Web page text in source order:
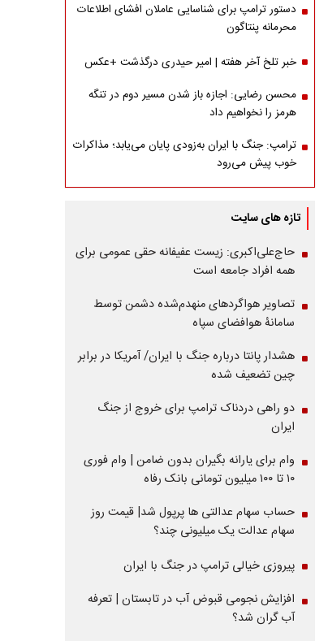
دستور ترامپ برای شناسایی عاملان افشای اطلاعات
محرمانه پنتاگون
خبر تلخ آخر هفته | امیر حیدری درگذشت +عکس
محسن رضایی: اجازه باز شدن مسیر دوم در تنگه
هرمز را نخواهیم داد
ترامپ: جنگ با ایران به‌زودی پایان می‌یابد؛ مذاکرات
خوب پیش می‌رود
تازه های سایت
حاج‌علی‌اکبری: زیست عفیفانه حقی عمومی برای
همه افراد جامعه است
تصاویر هواگردهای منهدم‌شده دشمن توسط
سامانۀ هوافضای سپاه
هشدار پانتا درباره جنگ با ایران/ آمریکا در برابر
چین تضعیف شده
دو راهی دردناک ترامپ برای خروج از جنگ
ایران
وام برای یارانه بگیران بدون ضامن | وام فوری
۱۰ تا ۱۰۰ میلیون تومانی بانک رفاه
حساب سهام عدالتی ها پرپول شد| قیمت روز
سهام عدالت یک میلیونی چند؟
پیروزی خیالی ترامپ در جنگ با ایران
افزایش نجومی قبوض آب در تابستان | تعرفه
آب گران شد؟